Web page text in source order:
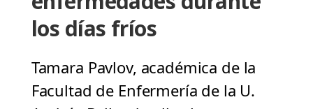
los días fríos
Tamara Pavlov, académica de la
Facultad de Enfermería de la U.